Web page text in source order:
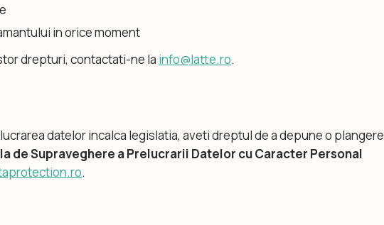
in orice moment
drepturi, contactati-ne la info@latte.ro.
datelor incalca legislatia, aveti dreptul de a depune o plangere
de Supraveghere a Prelucrarii Datelor cu Caracter Personal
.